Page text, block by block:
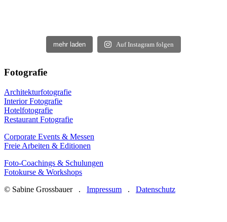
mehr laden Auf Instagram folgen
Fotografie
Architekturfotografie
Interior Fotografie
Hotelfotografie
Restaurant Fotografie
Corporate Events & Messen
Freie Arbeiten & Editionen
Foto-Coachings & Schulungen
Fotokurse & Workshops
© Sabine Grossbauer . Impressum . Datenschutz